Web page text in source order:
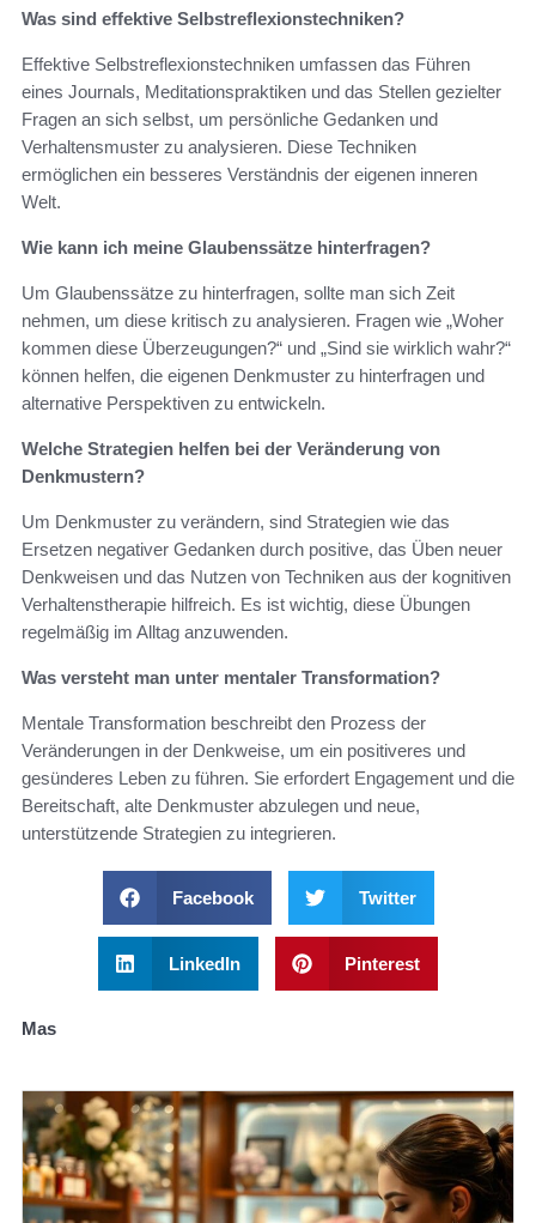
Was sind effektive Selbstreflexionstechniken?
Effektive Selbstreflexionstechniken umfassen das Führen
eines Journals, Meditationspraktiken und das Stellen gezielter
Fragen an sich selbst, um persönliche Gedanken und
Verhaltensmuster zu analysieren. Diese Techniken
ermöglichen ein besseres Verständnis der eigenen inneren
Welt.
Wie kann ich meine Glaubenssätze hinterfragen?
Um Glaubenssätze zu hinterfragen, sollte man sich Zeit
nehmen, um diese kritisch zu analysieren. Fragen wie „Woher
kommen diese Überzeugungen?“ und „Sind sie wirklich wahr?“
können helfen, die eigenen Denkmuster zu hinterfragen und
alternative Perspektiven zu entwickeln.
Welche Strategien helfen bei der Veränderung von
Denkmustern?
Um Denkmuster zu verändern, sind Strategien wie das
Ersetzen negativer Gedanken durch positive, das Üben neuer
Denkweisen und das Nutzen von Techniken aus der kognitiven
Verhaltenstherapie hilfreich. Es ist wichtig, diese Übungen
regelmäßig im Alltag anzuwenden.
Was versteht man unter mentaler Transformation?
Mentale Transformation beschreibt den Prozess der
Veränderungen in der Denkweise, um ein positiveres und
gesünderes Leben zu führen. Sie erfordert Engagement und die
Bereitschaft, alte Denkmuster abzulegen und neue,
unterstützende Strategien zu integrieren.
Facebook Twitter
LinkedIn Pinterest
Mas